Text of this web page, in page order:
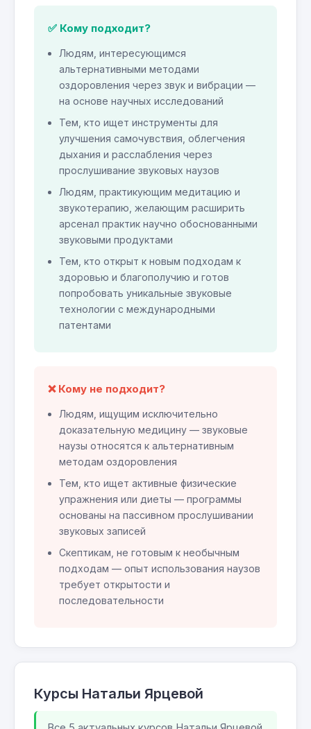
✅ Кому подходит?
Людям, интересующимся
альтернативными методами
оздоровления через звук и вибрации —
на основе научных исследований
Тем, кто ищет инструменты для
улучшения самочувствия, облегчения
дыхания и расслабления через
прослушивание звуковых наузов
Людям, практикующим медитацию и
звукотерапию, желающим расширить
арсенал практик научно обоснованными
звуковыми продуктами
Тем, кто открыт к новым подходам к
здоровью и благополучию и готов
попробовать уникальные звуковые
технологии с международными
патентами
❌ Кому не подходит?
Людям, ищущим исключительно
доказательную медицину — звуковые
наузы относятся к альтернативным
методам оздоровления
Тем, кто ищет активные физические
упражнения или диеты — программы
основаны на пассивном прослушивании
звуковых записей
Скептикам, не готовым к необычным
подходам — опыт использования наузов
требует открытости и
последовательности
Курсы Натальи Ярцевой